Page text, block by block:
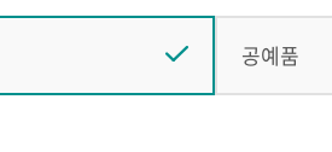
공예품